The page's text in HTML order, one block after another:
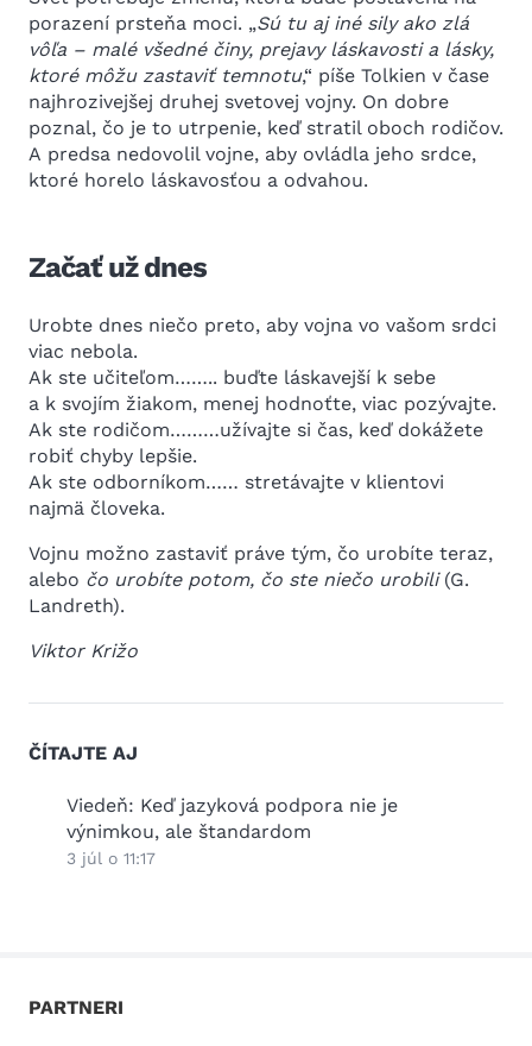
porazení prsteňa moci. „Sú tu aj iné sily ako zlá
vôľa – malé všedné činy, prejavy láskavosti a lásky,
ktoré môžu zastaviť temnotu,“ píše Tolkien v čase
najhrozivejšej druhej svetovej vojny. On dobre
poznal, čo je to utrpenie, keď stratil oboch rodičov.
A predsa nedovolil vojne, aby ovládla jeho srdce,
ktoré horelo láskavosťou a odvahou.
Začať už dnes
Urobte dnes niečo preto, aby vojna vo vašom srdci
viac nebola.
Ak ste učiteľom…….. buďte láskavejší k sebe
a k svojím žiakom, menej hodnoťte, viac pozývajte.
Ak ste rodičom………užívajte si čas, keď dokážete
robiť chyby lepšie.
Ak ste odborníkom…… stretávajte v klientovi
najmä človeka.
Vojnu možno zastaviť práve tým, čo urobíte teraz,
alebo čo urobíte potom, čo ste niečo urobili(G.
Landreth).
Viktor Križo
ČÍTAJTE AJ
Viedeň: Keď jazyková podpora nie je
výnimkou, ale štandardom
3 júl o 11:17
PARTNERI